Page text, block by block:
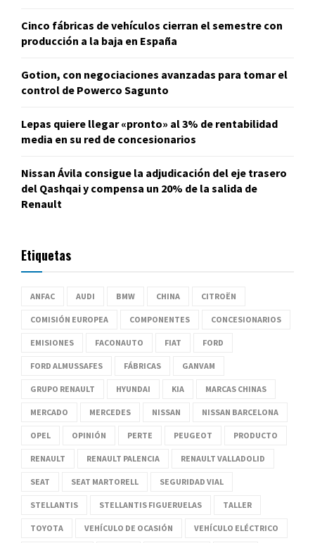
Cinco fábricas de vehículos cierran el semestre con
producción a la baja en España
Gotion, con negociaciones avanzadas para tomar el
control de Powerco Sagunto
Lepas quiere llegar «pronto» al 3% de rentabilidad
media en su red de concesionarios
Nissan Ávila consigue la adjudicación del eje trasero
del Qashqai y compensa un 20% de la salida de
Renault
Etiquetas
ANFAC AUDI BMW CHINA CITROËN
COMISIÓN EUROPEA COMPONENTES CONCESIONARIOS
EMISIONES FACONAUTO FIAT FORD
FORD ALMUSSAFES FÁBRICAS GANVAM
GRUPO RENAULT HYUNDAI KIA MARCAS CHINAS
MERCADO MERCEDES NISSAN NISSAN BARCELONA
OPEL OPINIÓN PERTE PEUGEOT PRODUCTO
RENAULT RENAULT PALENCIA RENAULT VALLADOLID
SEAT SEAT MARTORELL SEGURIDAD VIAL
STELLANTIS STELLANTIS FIGUERUELAS TALLER
TOYOTA VEHÍCULO DE OCASIÓN VEHÍCULO ELÉCTRICO